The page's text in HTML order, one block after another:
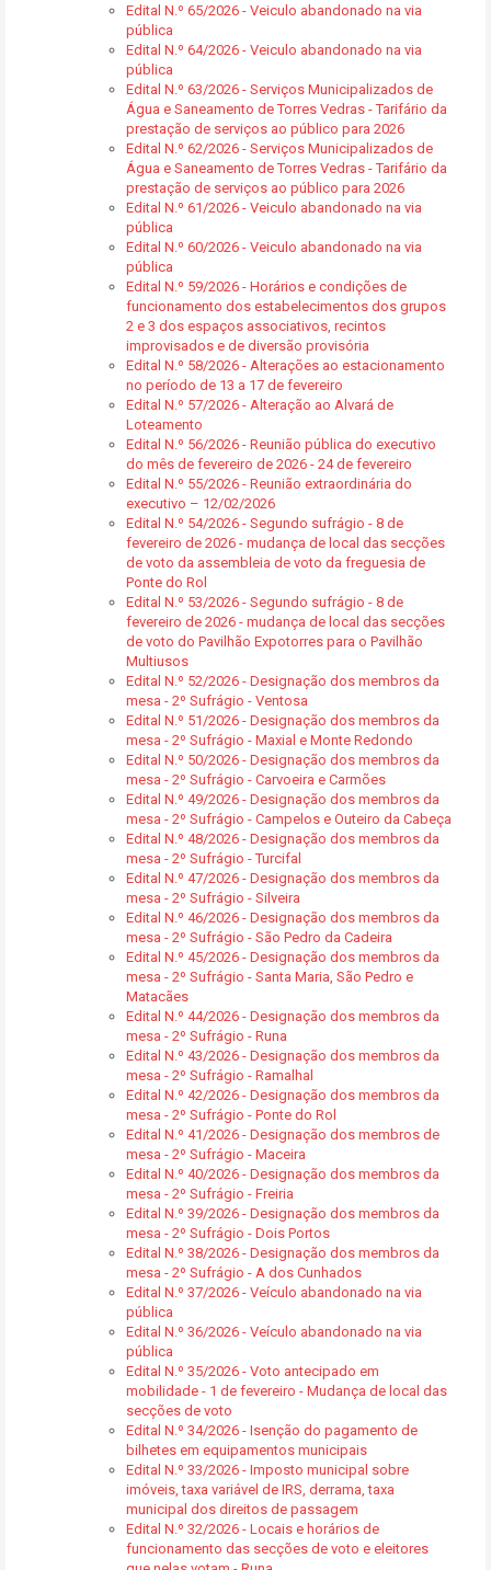
Edital N.º 65/2026 - Veiculo abandonado na via
pública
Edital N.º 64/2026 - Veiculo abandonado na via
pública
Edital N.º 63/2026 - Serviços Municipalizados de
Água e Saneamento de Torres Vedras - Tarifário da
prestação de serviços ao público para 2026
Edital N.º 62/2026 - Serviços Municipalizados de
Água e Saneamento de Torres Vedras - Tarifário da
prestação de serviços ao público para 2026
Edital N.º 61/2026 - Veiculo abandonado na via
pública
Edital N.º 60/2026 - Veiculo abandonado na via
pública
Edital N.º 59/2026 - Horários e condições de
funcionamento dos estabelecimentos dos grupos
2 e 3 dos espaços associativos, recintos
improvisados e de diversão provisória
Edital N.º 58/2026 - Alterações ao estacionamento
no período de 13 a 17 de fevereiro
Edital N.º 57/2026 - Alteração ao Alvará de
Loteamento
Edital N.º 56/2026 - Reunião pública do executivo
do mês de fevereiro de 2026 - 24 de fevereiro
Edital N.º 55/2026 - Reunião extraordinária do
executivo – 12/02/2026
Edital N.º 54/2026 - Segundo sufrágio - 8 de
fevereiro de 2026 - mudança de local das secções
de voto da assembleia de voto da freguesia de
Ponte do Rol
Edital N.º 53/2026 - Segundo sufrágio - 8 de
fevereiro de 2026 - mudança de local das secções
de voto do Pavilhão Expotorres para o Pavilhão
Multiusos
Edital N.º 52/2026 - Designação dos membros da
mesa - 2º Sufrágio - Ventosa
Edital N.º 51/2026 - Designação dos membros da
mesa - 2º Sufrágio - Maxial e Monte Redondo
Edital N.º 50/2026 - Designação dos membros da
mesa - 2º Sufrágio - Carvoeira e Carmões
Edital N.º 49/2026 - Designação dos membros da
mesa - 2º Sufrágio - Campelos e Outeiro da Cabeça
Edital N.º 48/2026 - Designação dos membros da
mesa - 2º Sufrágio - Turcifal
Edital N.º 47/2026 - Designação dos membros da
mesa - 2º Sufrágio - Silveira
Edital N.º 46/2026 - Designação dos membros da
mesa - 2º Sufrágio - São Pedro da Cadeira
Edital N.º 45/2026 - Designação dos membros da
mesa - 2º Sufrágio - Santa Maria, São Pedro e
Matacães
Edital N.º 44/2026 - Designação dos membros da
mesa - 2º Sufrágio - Runa
Edital N.º 43/2026 - Designação dos membros da
mesa - 2º Sufrágio - Ramalhal
Edital N.º 42/2026 - Designação dos membros da
mesa - 2º Sufrágio - Ponte do Rol
Edital N.º 41/2026 - Designação dos membros de
mesa - 2º Sufrágio - Maceira
Edital N.º 40/2026 - Designação dos membros da
mesa - 2º Sufrágio - Freiria
Edital N.º 39/2026 - Designação dos membros da
mesa - 2º Sufrágio - Dois Portos
Edital N.º 38/2026 - Designação dos membros da
mesa - 2º Sufrágio - A dos Cunhados
Edital N.º 37/2026 - Veículo abandonado na via
pública
Edital N.º 36/2026 - Veículo abandonado na via
pública
Edital N.º 35/2026 - Voto antecipado em
mobilidade - 1 de fevereiro - Mudança de local das
secções de voto
Edital N.º 34/2026 - Isenção do pagamento de
bilhetes em equipamentos municipais
Edital N.º 33/2026 - Imposto municipal sobre
imóveis, taxa variável de IRS, derrama, taxa
municipal dos direitos de passagem
Edital N.º 32/2026 - Locais e horários de
funcionamento das secções de voto e eleitores